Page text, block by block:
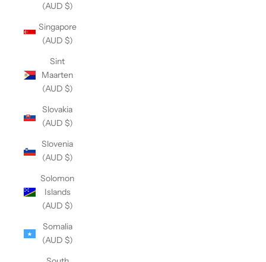
(AUD $)
Singapore
(AUD $)
Sint
Maarten
(AUD $)
Slovakia
(AUD $)
Slovenia
(AUD $)
Solomon
Islands
(AUD $)
Somalia
(AUD $)